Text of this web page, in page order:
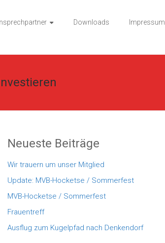
Downloads Impressum
Neueste Beiträge
Wir trauern um unser Mitglied
Update: MVB-Hocketse / Sommerfest
MVB-Hocketse / Sommerfest
Frauentreff
Ausflug zum Kugelpfad nach Denkendorf